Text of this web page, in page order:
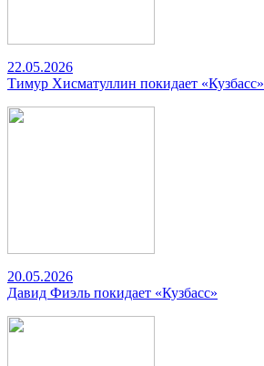
22.05.2026
Тимур Хисматуллин покидает «Кузбасс»
20.05.2026
Давид Фиэль покидает «Кузбасс»